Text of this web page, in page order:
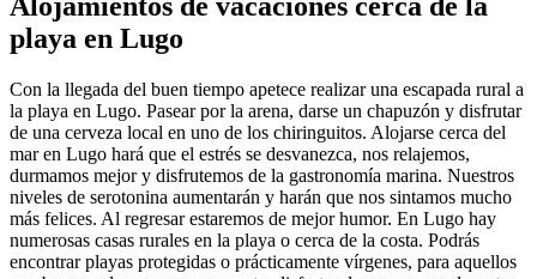
playa en Lugo
Con la llegada del buen tiempo apetece realizar una escapada rural a
la playa en Lugo. Pasear por la arena, darse un chapuzón y disfrutar
de una cerveza local en uno de los chiringuitos. Alojarse cerca del
mar en Lugo hará que el estrés se desvanezca, nos relajemos,
durmamos mejor y disfrutemos de la gastronomía marina. Nuestros
niveles de serotonina aumentarán y harán que nos sintamos mucho
más felices. Al regresar estaremos de mejor humor. En Lugo hay
numerosas casas rurales en la playa o cerca de la costa. Podrás
encontrar playas protegidas o prácticamente vírgenes, para aquellos